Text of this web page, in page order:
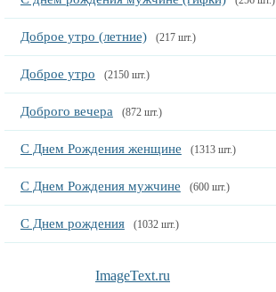
Доброе утро (летние) (217 шт.)
Доброе утро (2150 шт.)
Доброго вечера (872 шт.)
С Днем Рождения женщине (1313 шт.)
С Днем Рождения мужчине (600 шт.)
С Днем рождения (1032 шт.)
ImageText.ru